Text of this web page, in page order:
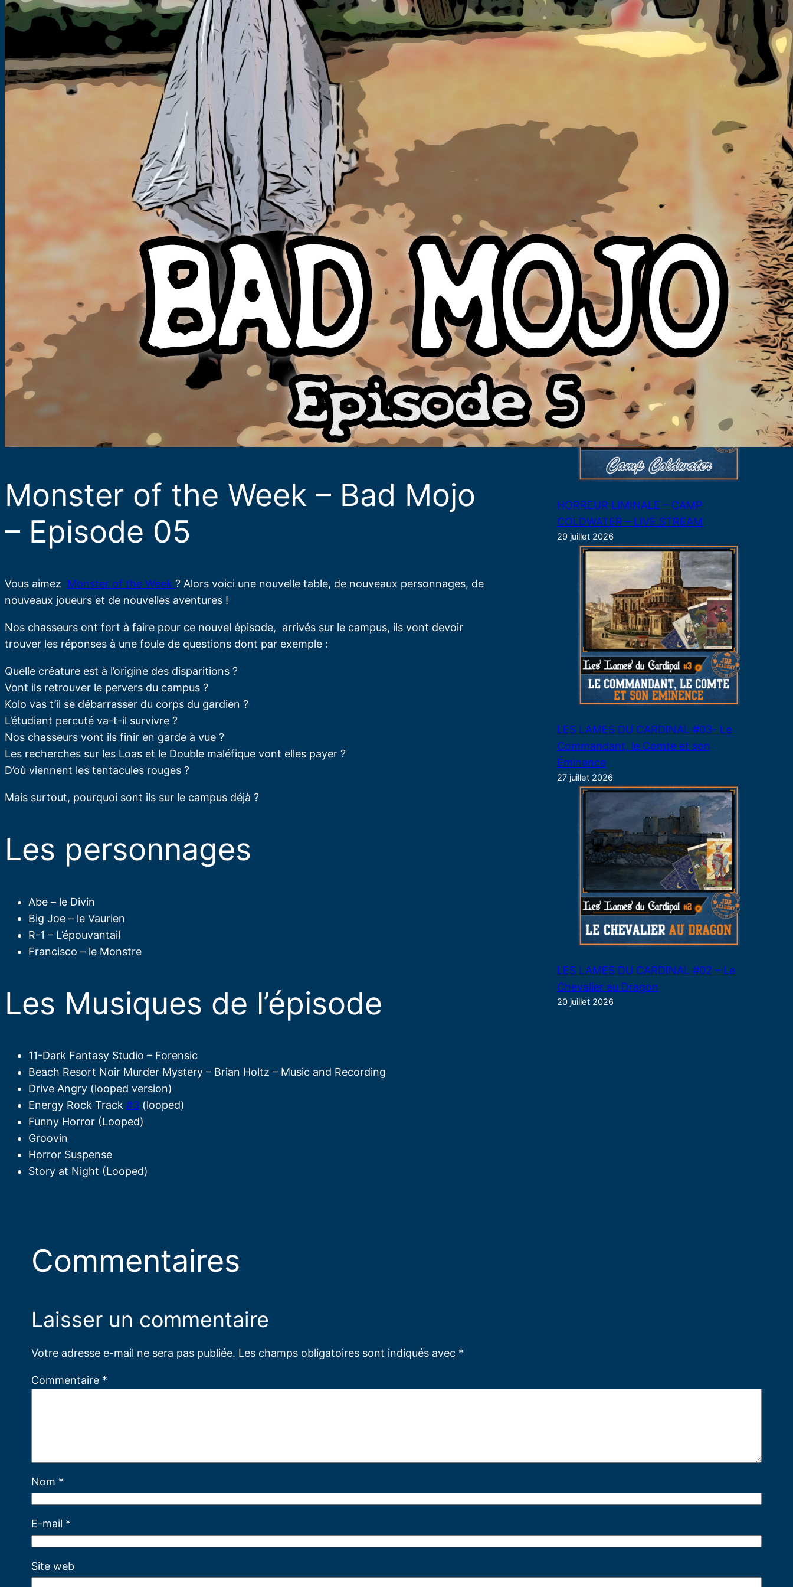
Monster of the Week – Bad Mojo
– Episode 05
Vous aimez Monster of the Week ? Alors voici une nouvelle table, de nouveaux personnages, de
nouveaux joueurs et de nouvelles aventures !
Nos chasseurs ont fort à faire pour ce nouvel épisode, arrivés sur le campus, ils vont devoir
trouver les réponses à une foule de questions dont par exemple :
Quelle créature est à l’origine des disparitions ?
Vont ils retrouver le pervers du campus ?
Kolo vas t’il se débarrasser du corps du gardien ?
L’étudiant percuté va-t-il survivre ?
Nos chasseurs vont ils finir en garde à vue ?
Les recherches sur les Loas et le Double maléfique vont elles payer ?
D’où viennent les tentacules rouges ?
Mais surtout, pourquoi sont ils sur le campus déjà ?
Les personnages​
Abe – le Divin
Big Joe – le Vaurien
R-1 – L’épouvantail
Francisco – le Monstre
Les Musiques de l’épisode​
11-Dark Fantasy Studio – Forensic
Beach Resort Noir Murder Mystery – Brian Holtz – Music and Recording
Drive Angry (looped version)
Energy Rock Track #3 (looped)
Funny Horror (Looped)
Groovin
Horror Suspense
Story at Night (Looped)
KULT – THE DRIVER – LIVE STREAM
LES LAMES DU CARDINAL #04 – Le Bal
de Cinq Mars
3 août 2026
HORREUR LIMINALE – CAMP
COLDWATER – LIVE STREAM
29 juillet 2026
LES LAMES DU CARDINAL #03- Le
Commandant, le Comte et son
Éminence
27 juillet 2026
LES LAMES DU CARDINAL #02 – Le
Chevalier au Dragon
20 juillet 2026
Commentaires
Laisser un commentaire
Votre adresse e-mail ne sera pas publiée. Les champs obligatoires sont indiqués avec *
Commentaire *
Nom *
E-mail *
Site web